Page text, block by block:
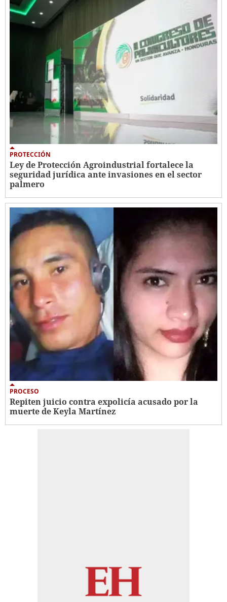
PROTECCIÓN
Ley de Protección Agroindustrial fortalece la
seguridad jurídica ante invasiones en el sector
palmero
PROCESO
Repiten juicio contra expolicía acusado por la
muerte de Keyla Martínez